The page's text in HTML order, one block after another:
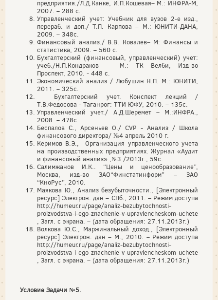
предприятия./Л.Д.Канке, И.П.Кошевая– М.: ИНФРА-М,
2007. – 288 с.
Управленческий учет: Учебник для вузов 2-е изд.,
перераб. и доп./ Т.П. Карпова – М.: ЮНИТИ-ДАНА,
2009. – 348с.
Финансовый анализ./ В.В. Ковалев– М: Финансы и
статистика, 2009. – 560 с.
Бухгалтерский (финансовый, управленческий) учет:
учеб./Н.П.Кондраков — М.: ТК Велби, Изд-во
Проспект, 2010. - 448 с.
Экономический анализ / Любушин Н.П. М.: ЮНИТИ,
2011. – 325с.
Бухгалтерский учет. Конспект лекций /
Т.В.Федосова - Таганрог: ТТИ ЮФУ, 2010. – 135с.
Управленческий учет./ А.Д.Шеремет – М.:ИНФРА.,
2008. – 478с.
Беспалов С., Арсеньев О./ CVP - Анализ / Школа
финансового директора/ №4 апрель 2010 г.
Керимов В.Э.,
Организация управленческого учета
на производственных предприятиях. Журнал «Аудит
и финансовый анализ» ,№3 /2013г., 59с.
Салимжанов И.К.. “Цены и ценообразование”,
Москва, изд-во ЗАО“Финстатинформ” – ЗАО
“КноРус”, 2010.
Маякова Ю., Анализ безубыточности., [Электронный
ресурс] Электрон. дан – СПб., 2011. – Режим доступа
http://humeur.ru/page/analiz-bezubytochnosti-
proizvodstva-i-ego-znachenie-v-upravlencheskom-uchete
, Загл. с экрана. – (дата обращения: 27.11.2013г.)
Волкова Ю.С., Маржинальный доход., [Электронный
ресурс] Электрон. дан – М., 2010. – Режим доступа
http://humeur.ru/page/analiz-bezubytochnosti-
proizvodstva-i-ego-znachenie-v-upravlencheskom-uchete
, Загл. с экрана. – (дата обращения: 27.11.2013г.)
Условие Задачи №5.